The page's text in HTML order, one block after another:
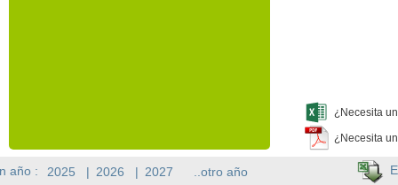
¿Necesita
¿Necesita
año : 2025 | 2026 | 2027 ..otro año